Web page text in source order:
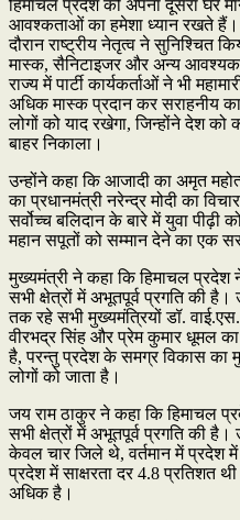
हिमाचल प्रदेश को अपना दूसरा घर
आवश्कताओं का हमेशा ध्यान रखते हैं।
दौरान राष्ट्रीय नेतृत्व ने सुनिश्चित
मास्क, सैनिटाइजर और अन्य आवश्यक
राज्य में पार्टी कार्यकर्ताओं ने भी
अधिक मास्क प्रदान कर सराहनीय
लोगों को याद रखेगा, जिन्होंने देश
बाहर निकाला।
उन्होंने कहा कि आजादी का अमृत
का प्रधानमंत्री नरेन्द्र मोदी का
सर्वोच्च बलिदान के बारे में युवा
महान सपूतों को सम्मान देने का एक
मुख्यमंत्री ने कहा कि हिमाचल प्रदेश
सभी क्षेत्रों में अभूतपूर्व प्रगति की
तक रहे सभी मुख्यमंत्रियों डॉ.
वीरभद्र सिंह और प्रेम कुमार धूमल
है, परन्तु प्रदेश के समग्र विकास का
लोगों को जाता है।
जय राम ठाकुर ने कहा कि हिमाचल
सभी क्षेत्रों में अभूतपूर्व प्रगति की
केवल चार जिले थे, वर्तमान में प्रदेश
प्रदेश में साक्षरता दर 4.8 प्रतिशत
अधिक है।